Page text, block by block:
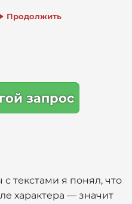
Продолжить
запрос
с текстами я понял, что
характера — значит